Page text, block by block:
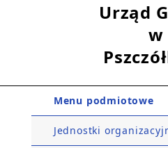
Urząd
w
Menu podmiotowe
Jednostki